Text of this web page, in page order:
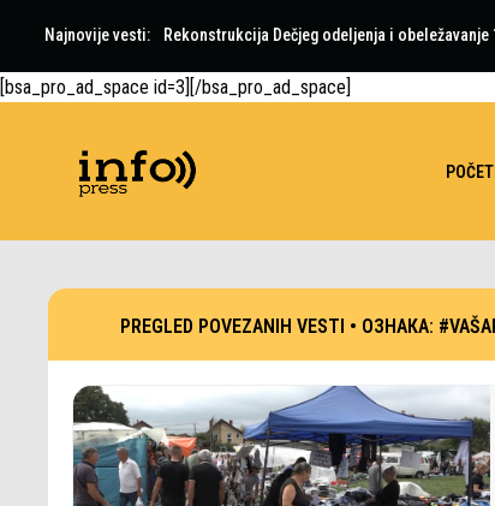
Najnovije vesti: Rekonstrukcija Dečjeg odeljenja i
[bsa_pro_ad_space id=3][/bsa_pro_ad_space]
PREGLED POVEZANIH VESTI • ОЗНАКА: